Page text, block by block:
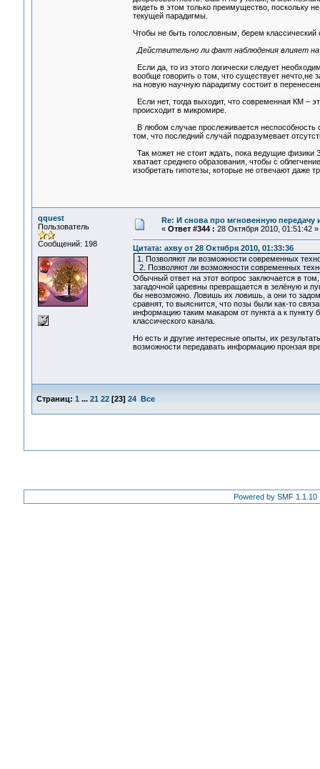
видеть в этом только преимущество, поскольку
текущей парадигмы.
Чтобы не быть голословным, берем классический
Действительно ли факт наблюдения влияет
Если да, то из этого логически следует
вообще говорить о том, что существует нечто,не
на новую научную парадигму состоит в
Если нет, тогда выходит, что современная КМ –
происходит в микромире.
В любом случае прослеживается
том, что последний случай подразумевает
Так может не стоит ждать, пока ведущие
хватает среднего образования, чтобы с
изобретать гипотезы, которые не отвечают даже
qquest
Пользователь
Сообщений: 198
Re: И снова про мгновенную
« Ответ #344 : 28 Октября 2010, 01:51:42 »
Цитата: ахву от 28 Октября 2010, 01:33:36
1. Позволяют ли возможности современных
2. Позволяют ли возможности современных
Обычный ответ на этот вопрос заключается в
загадочной царевны превращается в зелёную и
бы невозможно. Ловишь их ловишь, а они то
сравнят, то выяснится, что позы были как-то
информацию таким макаром от пункта а к пункту
классического канала.
Но есть и другие интересные опыты, их
возможности передавать информацию пронзая
Страниц: 1 ... 21 22[23] 24 Все
Powered by SMF 1.1.10